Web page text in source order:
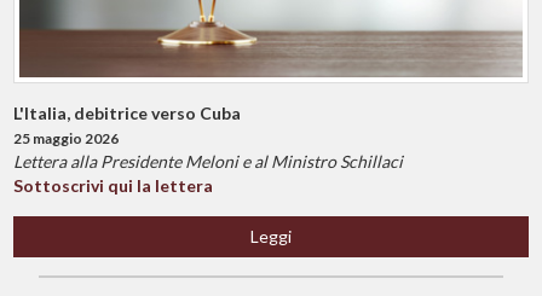
L'Italia, debitrice verso Cuba
25 maggio 2026
Lettera alla Presidente Meloni e al Ministro Schillaci
Sottoscrivi qui la lettera
Leggi